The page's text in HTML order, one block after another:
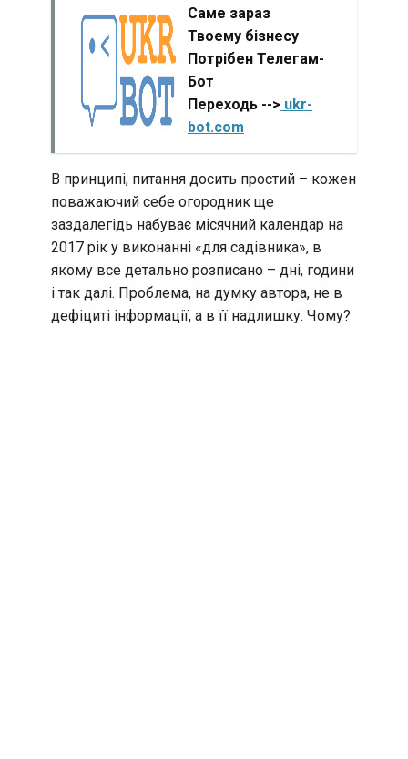
Саме зараз
Твоему бізнесу
Потрібен Телегам-
Бот
Переходь --> ukr-
bot.com
В принципі, питання досить простий – кожен
поважаючий себе огородник ще
заздалегідь набуває місячний календар на
2017 рік у виконанні «для садівника», в
якому все детально розписано – дні, години
і так далі. Проблема, на думку автора, не в
дефіциті інформації, а в її надлишку. Чому?